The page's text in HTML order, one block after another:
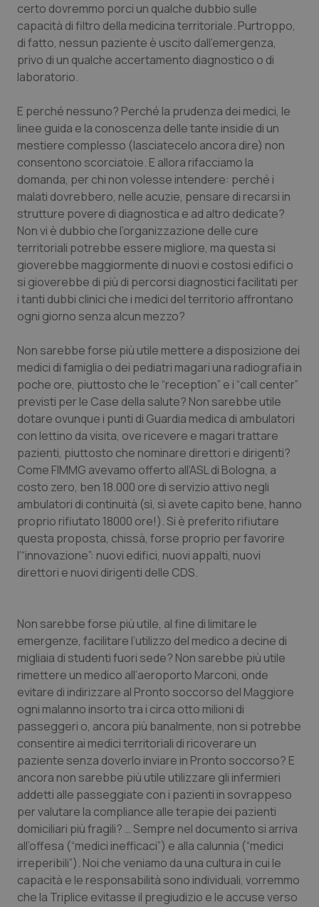
Provincia Autonoma di Bolzano
Provincia Autonoma di Trento
Puglia
Sardegna
Sicilia
Toscana
Umbria
Valle D’Aosta
Veneto
Infezioni & Febbre
Ipertensione & Scompenso
Malattie rare
Malattia di Crohn & Rettocolite Ulcerosa
Neuroscienze & patologie neurodegenerative
Obesità
Oftalmologia
Oncodermatologia
Oncoematologia
Oncologia & Nutrizione
Psoriasi & pelle
Quotidiano Cardiologia
Quotidiano Chirurgia
Quotidiano Oncologia
Quotidiano Pediatria
Rene & patologie urogenitali
Sangue & coagulazione
Tiroide
Tumore al seno
Tumore ovarico
Tumori del Polmone & Testa Collo
Tumori gastrointestinali
Ulcera & Reflusso
Vaccini
certo dovremmo porci un qualche dubbio sulle
capacità di filtro della medicina territoriale. Purtroppo,
di fatto, nessun paziente è uscito dall’emergenza,
privo di un qualche accertamento diagnostico o di
laboratorio.
E perché nessuno? Perché la prudenza dei medici, le
linee guida e la conoscenza delle tante insidie di un
mestiere complesso (lasciatecelo ancora dire) non
consentono scorciatoie. E allora rifacciamo la
domanda, per chi non volesse intendere: perché i
malati dovrebbero, nelle acuzie, pensare di recarsi in
strutture povere di diagnostica e ad altro dedicate?
Non vi è dubbio che l’organizzazione delle cure
territoriali potrebbe essere migliore, ma questa si
gioverebbe maggiormente di nuovi e costosi edifici o
si gioverebbe di più di percorsi diagnostici facilitati per
i tanti dubbi clinici che i medici del territorio affrontano
ogni giorno senza alcun mezzo?
Non sarebbe forse più utile mettere a disposizione dei
medici di famiglia o dei pediatri magari una radiografia in
poche ore, piuttosto che le “reception” e i “call center”
previsti per le Case della salute? Non sarebbe utile
dotare ovunque i punti di Guardia medica di ambulatori
con lettino da visita, ove ricevere e magari trattare
pazienti, piuttosto che nominare direttori e dirigenti?
Come FIMMG avevamo offerto all’ASL di Bologna, a
costo zero, ben 18.000 ore di servizio attivo negli
ambulatori di continuità (sì, sì avete capito bene, hanno
proprio rifiutato 18000 ore!). Si è preferito rifiutare
questa proposta, chissà, forse proprio per favorire
l‘“innovazione”: nuovi edifici, nuovi appalti, nuovi
direttori e nuovi dirigenti delle CDS.
Non sarebbe forse più utile, al fine di limitare le
emergenze, facilitare l’utilizzo del medico a decine di
migliaia di studenti fuori sede? Non sarebbe più utile
rimettere un medico all’aeroporto Marconi, onde
evitare di indirizzare al Pronto soccorso del Maggiore
ogni malanno insorto tra i circa otto milioni di
passeggeri o, ancora più banalmente, non si potrebbe
consentire ai medici territoriali di ricoverare un
paziente senza doverlo inviare in Pronto soccorso? E
ancora non sarebbe più utile utilizzare gli infermieri
addetti alle passeggiate con i pazienti in sovrappeso
per valutare la compliance alle terapie dei pazienti
domiciliari più fragili? … Sempre nel documento si arriva
all’offesa (“medici inefficaci”) e alla calunnia (“medici
irreperibili”). Noi che veniamo da una cultura in cui le
capacità e le responsabilità sono individuali, vorremmo
che la Triplice evitasse il pregiudizio e le accuse verso